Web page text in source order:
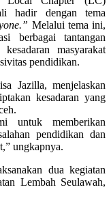
hadir dengan tema
Melalui tema ini,
berbagai tantangan
masyarakat
pendidikan.
Jazilla, menjelaskan
kesadaran yang
untuk memberikan
pendidikan dan
ungkapnya.
dua kegiatan
Lembah Seulawah,